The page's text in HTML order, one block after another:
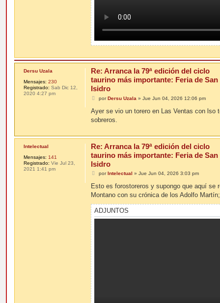
Dersu Uzala
Mensajes: 230
Registrado: Sab Dic 12,
2020 4:27 pm
Re: Arranca la 79ª edición del ciclo
taurino más importante: Feria de San
Isidro
M
n
s
a
porDersu Uzala » Jue Jun 04, 2026 12:06 pm
Ayer se vio un torero en Las Ventas con lso
sobreros.
Intelectual
Mensajes: 141
Registrado: Vie Jul 23,
2021 1:41 pm
Re: Arranca la 79ª edición del ciclo
taurino más importante: Feria de San
Isidro
M
n
a
e
por Intelectual » Jue Jun 04, 2026 3:03 pm
Esto es forostoreros y supongo que aquí se
Montano con su crónica de los Adolfo
ADJUNTOS